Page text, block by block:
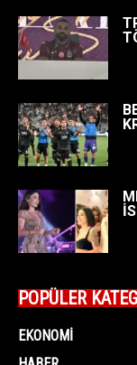
POPÜLER
EKONOMI